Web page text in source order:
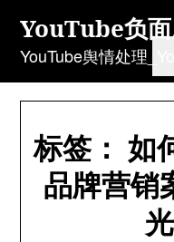
content
YouTube负
YouTube舆情处理
标签： 如
品牌营销